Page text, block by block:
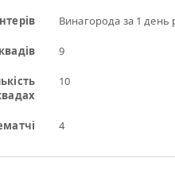
Винагорода за 1 день
9
10
4